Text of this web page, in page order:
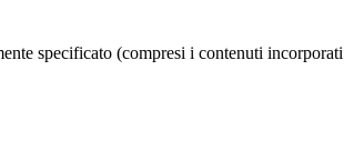
specificato (compresi i contenuti